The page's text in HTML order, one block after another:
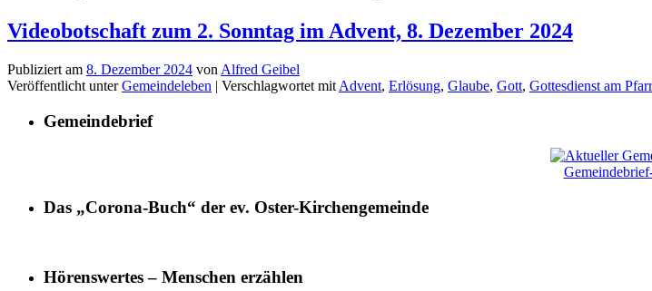
Videobotschaft zum 2. Sonntag im Advent, 8. Dezember 2024
Publiziert am 8. Dezember 2024 von Alfred Geibel
Veröffentlicht unter Gemeindeleben | Verschlagwortet mit Advent, Erlösung, Glaube, Gott, Gottesdienst am
Gemeindebrief
Das „Corona-Buch“ der ev. Oster-Kirchengemeinde
Hörenswertes – Menschen erzählen